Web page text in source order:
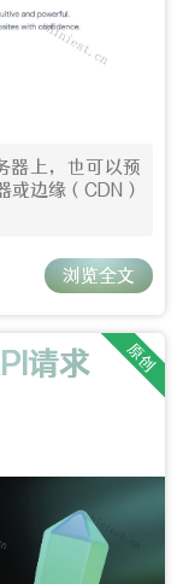
器上，也可以预
或边缘（CDN）
浏览全文
请求
原创